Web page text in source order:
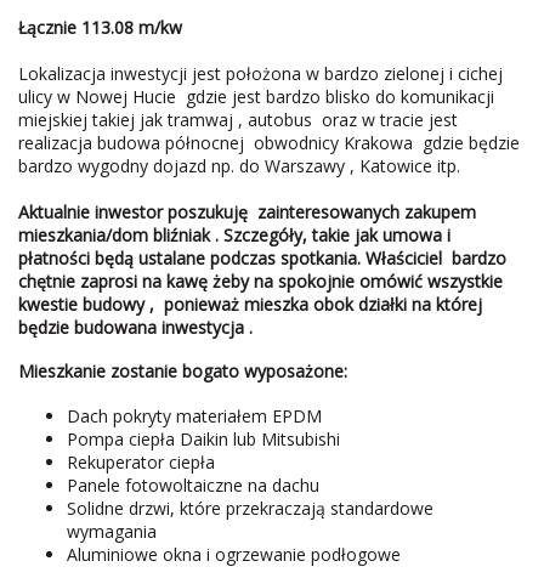
Łącznie 113.08 m/kw
Lokalizacja inwestycji jest położona w bardzo zielonej i cichej
ulicy w Nowej Hucie gdzie jest bardzo blisko do komunikacji
miejskiej takiej jak tramwaj , autobus oraz w tracie jest
realizacja budowa północnej obwodnicy Krakowa gdzie będzie
bardzo wygodny dojazd np. do Warszawy , Katowice itp.
Aktualnie inwestor poszukuję zainteresowanych zakupem
mieszkania/dom bliźniak . Szczegóły, takie jak umowa i
płatności będą ustalane podczas spotkania. Właściciel bardzo
chętnie zaprosi na kawę żeby na spokojnie omówić wszystkie
kwestie budowy , ponieważ mieszka obok działki na której
będzie budowana inwestycja .
Mieszkanie zostanie bogato wyposażone:
Dach pokryty materiałem EPDM
Pompa ciepła Daikin lub Mitsubishi
Rekuperator ciepła
Panele fotowoltaiczne na dachu
Solidne drzwi, które przekraczają standardowe
wymagania
Aluminiowe okna i ogrzewanie podłogowe